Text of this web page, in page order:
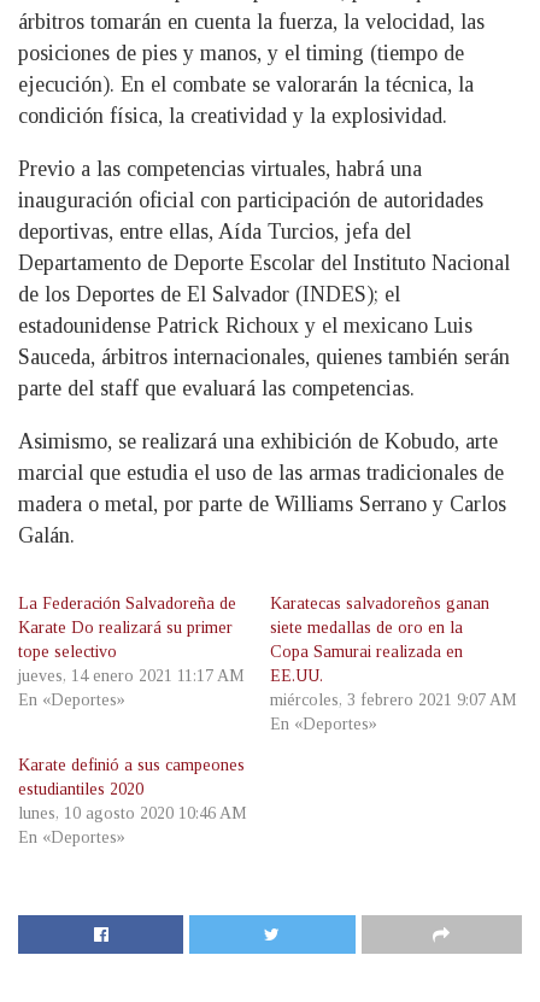
árbitros tomarán en cuenta la fuerza, la velocidad, las
posiciones de pies y manos, y el timing (tiempo de
ejecución). En el combate se valorarán la técnica, la
condición física, la creatividad y la explosividad.
Previo a las competencias virtuales, habrá una
inauguración oficial con participación de autoridades
deportivas, entre ellas, Aída Turcios, jefa del
Departamento de Deporte Escolar del Instituto Nacional
de los Deportes de El Salvador (INDES); el
estadounidense Patrick Richoux y el mexicano Luis
Sauceda, árbitros internacionales, quienes también serán
parte del staff que evaluará las competencias.
Asimismo, se realizará una exhibición de Kobudo, arte
marcial que estudia el uso de las armas tradicionales de
madera o metal, por parte de Williams Serrano y Carlos
Galán.
La Federación Salvadoreña de
Karate Do realizará su primer
tope selectivo
jueves, 14 enero 2021 11:17 AM
En «Deportes»
Karatecas salvadoreños ganan
siete medallas de oro en la
Copa Samurai realizada en
EE.UU.
miércoles, 3 febrero 2021 9:07 AM
En «Deportes»
Karate definió a sus campeones
estudiantiles 2020
lunes, 10 agosto 2020 10:46 AM
En «Deportes»